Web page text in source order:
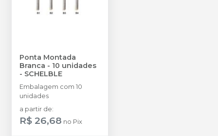
Ponta Montada
Branca - 10 unidades
- SCHELBLE
Embalagem com 10
unidades
a partir de:
R$ 26,68 no Pix